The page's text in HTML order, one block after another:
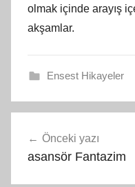
olmak içinde arayış
akşamlar.
Ensest Hikayeler
gezinmesi
Önceki yazı
asansör Fantazim